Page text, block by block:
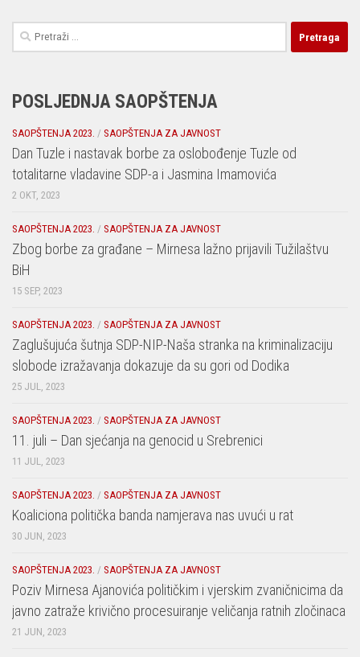
Pretraga:
POSLJEDNJA SAOPŠTENJA
SAOPŠTENJA 2023. / SAOPŠTENJA ZA JAVNOST
Dan Tuzle i nastavak borbe za oslobođenje Tuzle od
totalitarne vladavine SDP-a i Jasmina Imamovića
2 OKT, 2023
SAOPŠTENJA 2023. / SAOPŠTENJA ZA JAVNOST
Zbog borbe za građane – Mirnesa lažno prijavili Tužilaštvu
BiH
15 SEP, 2023
SAOPŠTENJA 2023. / SAOPŠTENJA ZA JAVNOST
Zaglušujuća šutnja SDP-NIP-Naša stranka na kriminalizaciju
slobode izražavanja dokazuje da su gori od Dodika
25 JUL, 2023
SAOPŠTENJA 2023. / SAOPŠTENJA ZA JAVNOST
11. juli – Dan sjećanja na genocid u Srebrenici
11 JUL, 2023
SAOPŠTENJA 2023. / SAOPŠTENJA ZA JAVNOST
Koaliciona politička banda namjerava nas uvući u rat
30 JUN, 2023
SAOPŠTENJA 2023. / SAOPŠTENJA ZA JAVNOST
Poziv Mirnesa Ajanovića političkim i vjerskim zvaničnicima da
javno zatraže krivično procesuiranje veličanja ratnih zločinaca
21 JUN, 2023